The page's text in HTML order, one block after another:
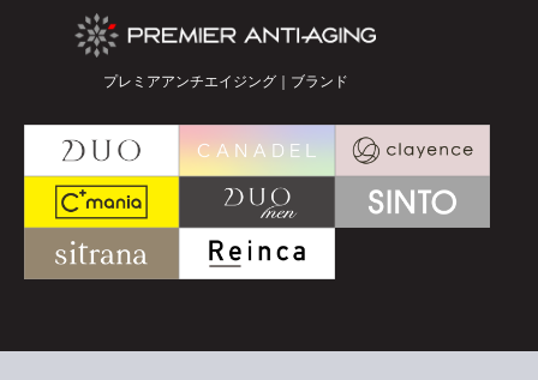
プレミアアンチエイジング｜ブランド